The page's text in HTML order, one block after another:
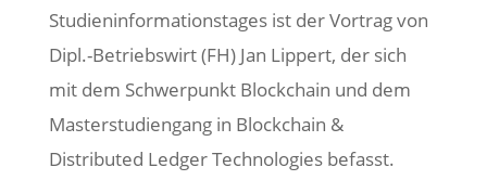
Studieninformationstages ist der Vortrag von
Dipl.-Betriebswirt (FH) Jan Lippert, der sich
mit dem Schwerpunkt Blockchain und dem
Masterstudiengang in Blockchain &
Distributed Ledger Technologies befasst.